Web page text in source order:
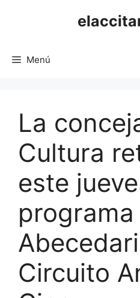
Menú
La
Cultura
este
programa
Circuito